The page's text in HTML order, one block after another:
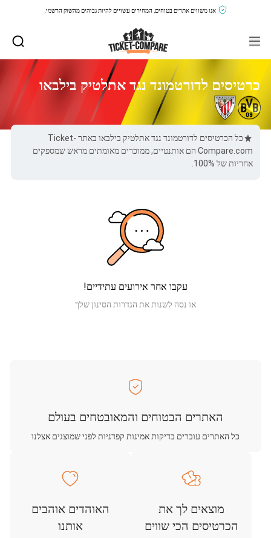
אנו משווים אתרים בטוחים, המחירים עשויים להיות גבוהים מהשוק הרשמי.
כרטיסים לדורטמונד נגד אתלטיק בילבאו
כל הכרטיסים לדורטמונד נגד אתלטיק בילבאו באתר Ticket-
Compare.com הם אותנטיים, ממוכרים מאומתים מראש שמספקים
אחריות של 100%.
עקבו אחר אירועים עתידיים!
או נסה לשנות את הגדרות הסינון שלך
האתרים הבטוחים והמאובטחים בעולם
כל האתרים עוברים בדיקות אמינות קפדניות לפני שמוצגים אצלנו
מוצאים לך את
הכרטיסים הכי שווים
האוהדים אוהבים
אותנו